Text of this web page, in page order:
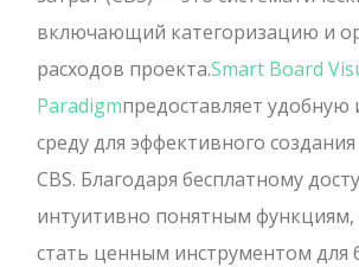
включающий категоризацию и
расходов проекта.Smart Board
Paradigmпредоставляет удобную
среду для эффективного
CBS. Благодаря бесплатному
интуитивно понятным
стать ценным инструментом для